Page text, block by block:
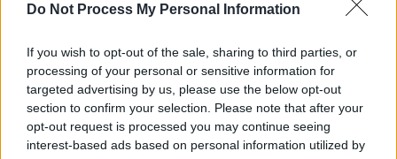
Do Not Process My Personal Information
If you wish to opt-out of the sale, sharing to third parties, or
processing of your personal or sensitive information for
targeted advertising by us, please use the below opt-out
section to confirm your selection. Please note that after your
opt-out request is processed you may continue seeing
interest-based ads based on personal information utilized by